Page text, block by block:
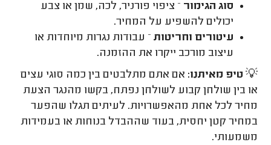
סוג הגימור – ציפוי פורניר, לכה, שמן או צבע
יכולים להשפיע על המחיר.
עיטורים וחריטות – עבודות נגרות מיוחדות או
עיצוב מורכב ייקרו את ההזמנה.
💡 טיפ מאיתנו: אם אתם מתלבטים בין כמה סוגי עצים
או בין שולחן קבוע לשולחן נפתח, בקשו מהנגר הצעת
מחיר לכל אחת מהאפשרויות. לעיתים תגלו שהפער
במחיר קטן יחסית, בעוד שההבדל בנוחות או בעמידות
משמעותי.